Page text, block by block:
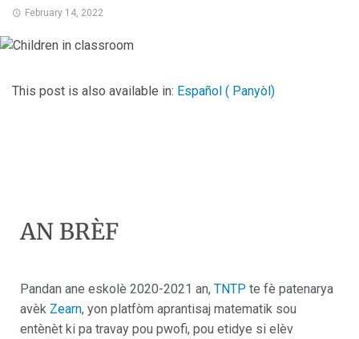
February 14, 2022
This post is also available in: Español ( Panyòl)
AN BRÈF
Pandan ane eskolè 2020-2021 an, TNTP te fè patenarya
avèk Zearn, yon platfòm aprantisaj matematik sou
entènèt ki pa travay pou pwofi, pou etidye si elèv